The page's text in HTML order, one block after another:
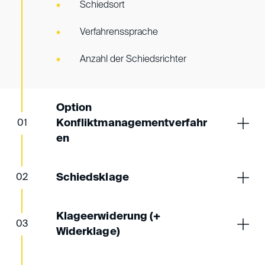
Schiedsort
Verfahrenssprache
Anzahl der Schiedsrichter
01
Option
Konfliktmanagementverfahr
en
02 Schiedsklage
03
Klageerwiderung (+
Widerklage)